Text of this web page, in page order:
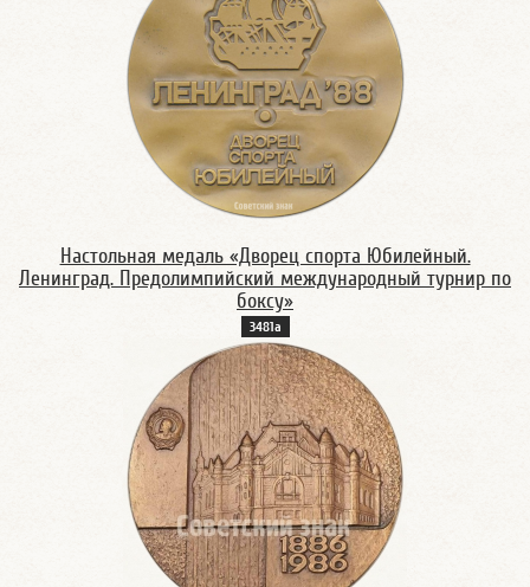
Настольная медаль «Дворец спорта Юбилейный.
Ленинград. Предолимпийский международный турнир по
боксу»
3481а